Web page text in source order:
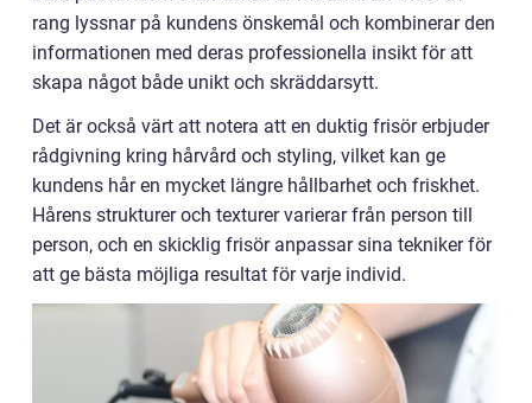
rang lyssnar på kundens önskemål och kombinerar den
informationen med deras professionella insikt för att
skapa något både unikt och skräddarsytt.
Det är också värt att notera att en duktig frisör erbjuder
rådgivning kring hårvård och styling, vilket kan ge
kundens hår en mycket längre hållbarhet och friskhet.
Hårens strukturer och texturer varierar från person till
person, och en skicklig frisör anpassar sina tekniker för
att ge bästa möjliga resultat för varje individ.